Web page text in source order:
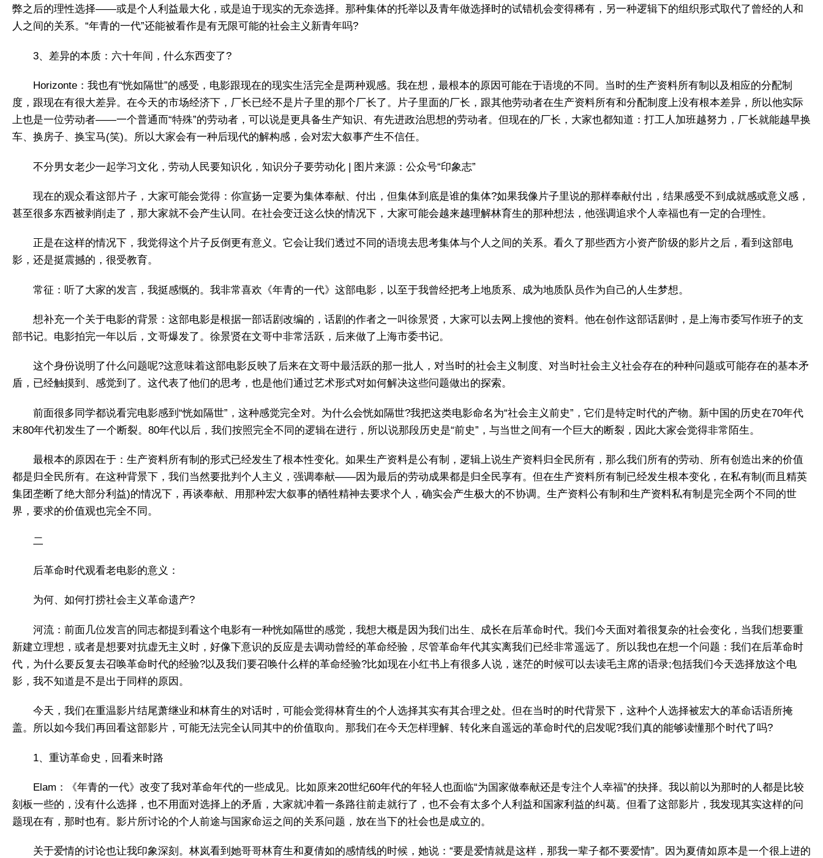
弊之后的理性选择——或是个人利益最大化，或是迫于现实的无奈选择。那种集体的托举以及青年做选择时的试错机会变得稀有，另一种逻辑下的组织形式取代了曾经的人和
人之间的关系。“年青的一代”还能被看作是有无限可能的社会主义新青年吗?
3、差异的本质：六十年间，什么东西变了?
Horizonte：我也有“恍如隔世”的感受，电影跟现在的现实生活完全是两种观感。我在想，最根本的原因可能在于语境的不同。当时的生产资料所有制以及相应的分配制
度，跟现在有很大差异。在今天的市场经济下，厂长已经不是片子里的那个厂长了。片子里面的厂长，跟其他劳动者在生产资料所有和分配制度上没有根本差异，所以他实际
上也是一位劳动者——一个普通而“特殊”的劳动者，可以说是更具备生产知识、有先进政治思想的劳动者。但现在的厂长，大家也都知道：打工人加班越努力，厂长就能越早换
车、换房子、换宝马(笑)。所以大家会有一种后现代的解构感，会对宏大叙事产生不信任。
不分男女老少一起学习文化，劳动人民要知识化，知识分子要劳动化 | 图片来源：公众号“印象志”
现在的观众看这部片子，大家可能会觉得：你宣扬一定要为集体奉献、付出，但集体到底是谁的集体?如果我像片子里说的那样奉献付出，结果感受不到成就感或意义感，
甚至很多东西被剥削走了，那大家就不会产生认同。在社会变迁这么快的情况下，大家可能会越来越理解林育生的那种想法，他强调追求个人幸福也有一定的合理性。
正是在这样的情况下，我觉得这个片子反倒更有意义。它会让我们透过不同的语境去思考集体与个人之间的关系。看久了那些西方小资产阶级的影片之后，看到这部电
影，还是挺震撼的，很受教育。
常征：听了大家的发言，我挺感慨的。我非常喜欢《年青的一代》这部电影，以至于我曾经把考上地质系、成为地质队员作为自己的人生梦想。
想补充一个关于电影的背景：这部电影是根据一部话剧改编的，话剧的作者之一叫徐景贤，大家可以去网上搜他的资料。他在创作这部话剧时，是上海市委写作班子的支
部书记。电影拍完一年以后，文哥爆发了。徐景贤在文哥中非常活跃，后来做了上海市委书记。
这个身份说明了什么问题呢?这意味着这部电影反映了后来在文哥中最活跃的那一批人，对当时的社会主义制度、对当时社会主义社会存在的种种问题或可能存在的基本矛
盾，已经触摸到、感觉到了。这代表了他们的思考，也是他们通过艺术形式对如何解决这些问题做出的探索。
前面很多同学都说看完电影感到“恍如隔世”，这种感觉完全对。为什么会恍如隔世?我把这类电影命名为“社会主义前史”，它们是特定时代的产物。新中国的历史在70年代
末80年代初发生了一个断裂。80年代以后，我们按照完全不同的逻辑在进行，所以说那段历史是“前史”，与当世之间有一个巨大的断裂，因此大家会觉得非常陌生。
最根本的原因在于：生产资料所有制的形式已经发生了根本性变化。如果生产资料是公有制，逻辑上说生产资料归全民所有，那么我们所有的劳动、所有创造出来的价值
都是归全民所有。在这种背景下，我们当然要批判个人主义，强调奉献——因为最后的劳动成果都是归全民享有。但在生产资料所有制已经发生根本变化，在私有制(而且精英
集团垄断了绝大部分利益)的情况下，再谈奉献、用那种宏大叙事的牺牲精神去要求个人，确实会产生极大的不协调。生产资料公有制和生产资料私有制是完全两个不同的世
界，要求的价值观也完全不同。
二
后革命时代观看老电影的意义：
为何、如何打捞社会主义革命遗产?
河流：前面几位发言的同志都提到看这个电影有一种恍如隔世的感觉，我想大概是因为我们出生、成长在后革命时代。我们今天面对着很复杂的社会变化，当我们想要重
新建立理想，或者是想要对抗虚无主义时，好像下意识的反应是去调动曾经的革命经验，尽管革命年代其实离我们已经非常遥远了。所以我也在想一个问题：我们在后革命时
代，为什么要反复去召唤革命时代的经验?以及我们要召唤什么样的革命经验?比如现在小红书上有很多人说，迷茫的时候可以去读毛主席的语录;包括我们今天选择放这个电
影，我不知道是不是出于同样的原因。
今天，我们在重温影片结尾萧继业和林育生的对话时，可能会觉得林育生的个人选择其实有其合理之处。但在当时的时代背景下，这种个人选择被宏大的革命话语所掩
盖。所以如今我们再回看这部影片，可能无法完全认同其中的价值取向。那我们在今天怎样理解、转化来自遥远的革命时代的启发呢?我们真的能够读懂那个时代了吗?
1、重访革命史，回看来时路
Elam：《年青的一代》改变了我对革命年代的一些成见。比如原来20世纪60年代的年轻人也面临“为国家做奉献还是专注个人幸福”的抉择。我以前以为那时的人都是比较
刻板一些的，没有什么选择，也不用面对选择上的矛盾，大家就冲着一条路往前走就行了，也不会有太多个人利益和国家利益的纠葛。但看了这部影片，我发现其实这样的问
题现在有，那时也有。影片所讨论的个人前途与国家命运之间的关系问题，放在当下的社会也是成立的。
关于爱情的讨论也让我印象深刻。林岚看到她哥哥林育生和夏倩如‌的感情线的时候，她说：“要是爱情就是这样，那我一辈子都不要爱情”。因为夏倩如原本是一个很上进的